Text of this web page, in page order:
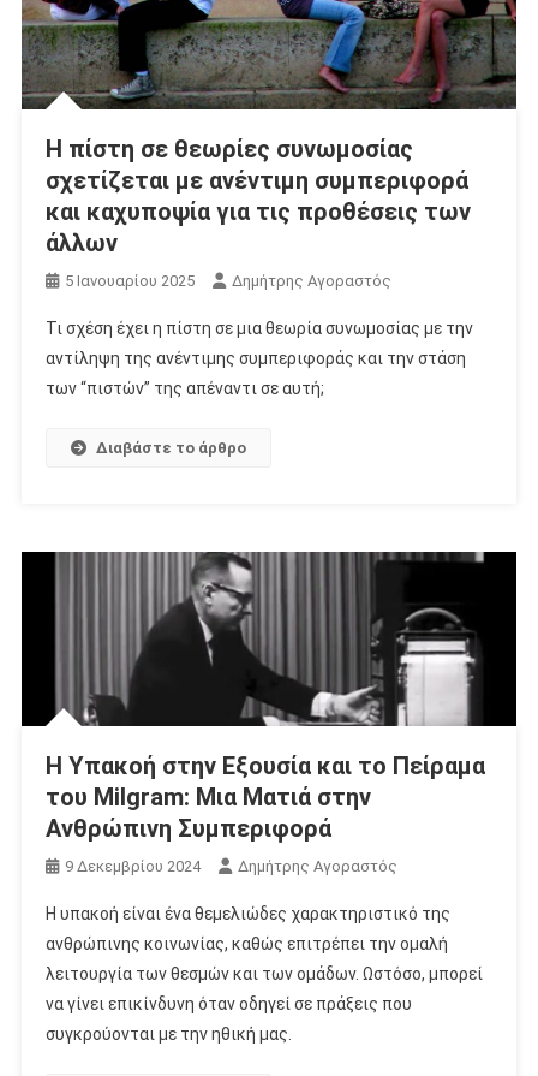
Η πίστη σε θεωρίες συνωμοσίας
σχετίζεται με ανέντιμη συμπεριφορά
και καχυποψία για τις προθέσεις των
άλλων
5 Ιανουαρίου 2025 Δημήτρης Αγοραστός
Τι σχέση έχει η πίστη σε μια θεωρία συνωμοσίας με την
αντίληψη της ανέντιμης συμπεριφοράς και την στάση
των “πιστών” της απέναντι σε αυτή;
Διαβάστε το άρθρο
Η Υπακοή στην Εξουσία και το Πείραμα
του Milgram: Μια Ματιά στην
Ανθρώπινη Συμπεριφορά
9 Δεκεμβρίου 2024 Δημήτρης Αγοραστός
Η υπακοή είναι ένα θεμελιώδες χαρακτηριστικό της
ανθρώπινης κοινωνίας, καθώς επιτρέπει την ομαλή
λειτουργία των θεσμών και των ομάδων. Ωστόσο, μπορεί
να γίνει επικίνδυνη όταν οδηγεί σε πράξεις που
συγκρούονται με την ηθική μας.